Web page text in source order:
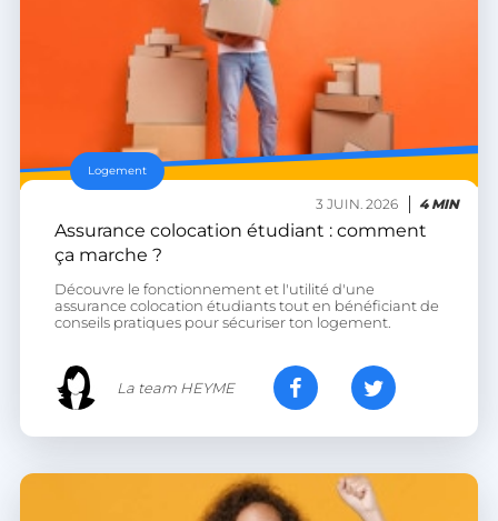
3 JUIN. 2026 4 MIN
Logement
Assurance colocation étudiant : comment
ça marche ?
Découvre le fonctionnement et l'utilité d'une
assurance colocation étudiants tout en bénéficiant de
conseils pratiques pour sécuriser ton logement.
La team HEYME
CookieScript
.heyme.care
.youtube.com